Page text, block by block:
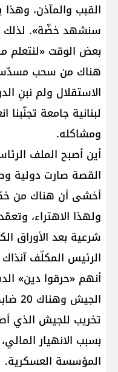
سنشهد خضّة». لذلك
بعض الوقت «لنتعلم
هناك من سحب
الاستقلال ولم نبنِ
لبنانية جامعة
ومشاكله.
أين أصبح الملف
القصة صارت دولية
أخشى أن هناك من
ولهذا الاهتراء،
شرعية بعد الأوراق
الرئيس المكلّف
أنهم «حرقوا دين»
تخريب للجيش الذي
بسبب الانهيار
المؤسسة العسكرية.